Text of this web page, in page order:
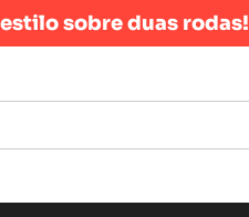
sobre duas rodas!